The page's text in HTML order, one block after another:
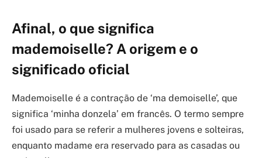
Afinal, o que significa
mademoiselle? A origem e o
significado oficial
Mademoiselle é a contração de ‘ma demoiselle’, que
significa ‘minha donzela’ em francês. O termo sempre
foi usado para se referir a mulheres jovens e solteiras,
enquanto madame era reservado para as casadas ou